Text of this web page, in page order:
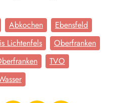
Abkochen
Ebensfeld
Lichtenfels
Oberfranken
TVO